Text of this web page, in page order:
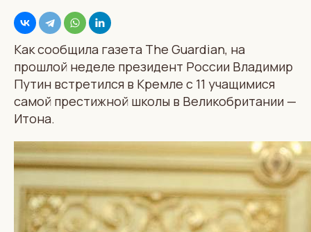
Как сообщила газета The Guardian, на
прошлой неделе президент России Владимир
Путин встретился в Кремле с 11 учащимися
самой престижной школы в Великобритании —
Итона.